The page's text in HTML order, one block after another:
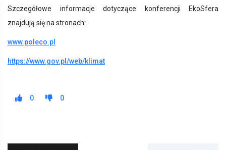
Szczegółowe informacje dotyczące konferencji EkoSfera
znajdują się na stronach:
www.poleco.pl
https://www.gov.pl/web/klimat
0 0